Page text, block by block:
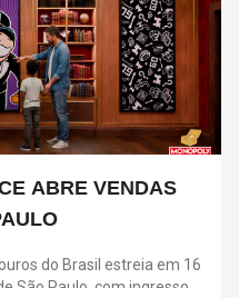
ABRE VENDAS
do Brasil estreia em 16
São Paulo, com ingressos